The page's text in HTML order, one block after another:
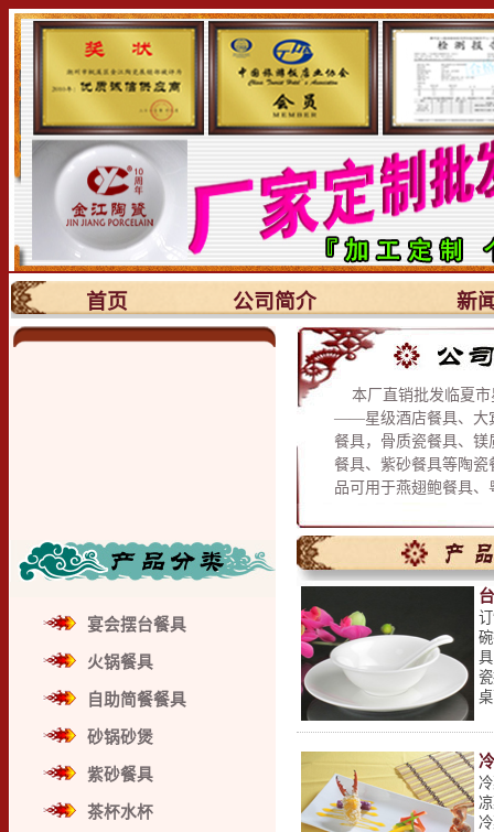
首页 公司简介 新
宴会摆台餐具
火锅餐具
自助简餐餐具
砂锅砂煲
紫砂餐具
茶杯水杯
本厂直销批发临夏市
——星级酒店餐具、大
餐具，骨质瓷餐具、镁
餐具、紫砂餐具等陶瓷
品可用于燕翅鲍餐具、